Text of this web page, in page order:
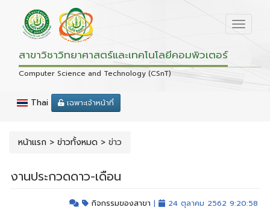
สาขาวิชาวิทยาศาสตร์และเทคโนโลยีคอมพิวเตอร์
Computer Science and Technology (CSnT)
Thai เฉพาะเจ้าหน้าที่
หน้าแรก > ข่าวทั้งหมด > ข่าว
งานประกวดดาว-เดือน
กิจกรรมของสาขา | 24 ตุลาคม 2562 9:20:58